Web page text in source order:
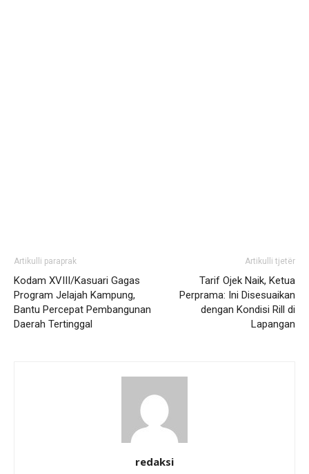
Artikulli paraprak
Kodam XVIII/Kasuari Gagas
Program Jelajah Kampung,
Bantu Percepat Pembangunan
Daerah Tertinggal
Artikulli tjetër
Tarif Ojek Naik, Ketua
Perprama: Ini Disesuaikan
dengan Kondisi Rill di
Lapangan
redaksi